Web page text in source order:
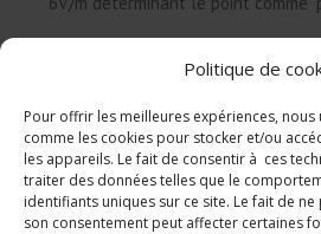
Politique de
Pour offrir les meilleures expériences,
comme les cookies pour stocker et/ou
les appareils. Le fait de consentir à ces
traiter des données telles que le
identifiants uniques sur ce site. Le fait de
son consentement peut affecter certaines